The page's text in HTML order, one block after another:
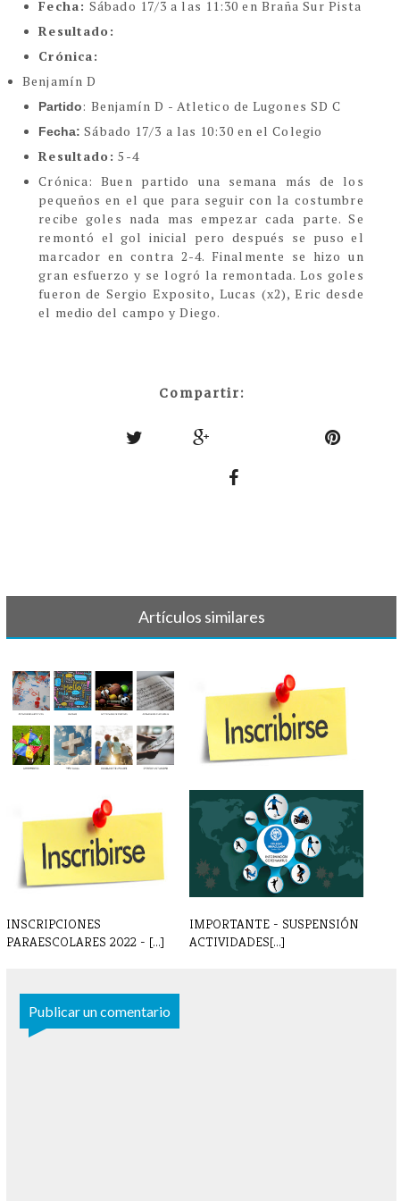
Fecha:Sábado 17/3 a las 11:30 en Braña Sur Pista
Resultado:
Crónica:
Benjamín D
Partido: Benjamín D - Atletico de Lugones SD C
Fecha:Sábado 17/3 a las 10:30 en el Colegio
Resultado: 5-4
Crónica: Buen partido una semana más de los
pequeños en el que para seguir con la costumbre
recibe goles nada mas empezar cada parte. Se
remontó el gol inicial pero después se puso el
marcador en contra 2-4. Finalmente se hizo un
gran esfuerzo y se logró la remontada. Los goles
fueron de Sergio Exposito, Lucas (x2), Eric desde
el medio del campo y Diego.
Compartir:
Artículos similares
NUEVA WEB PARAESCOLARES
- INSCRIPCI[...]
INSCRIPCIONES
PARAESCOLARES 24 - 25
INSCRIPCIONES
PARAESCOLARES 2022 - [...]
IMPORTANTE - SUSPENSIÓN
ACTIVIDADES[...]
Publicar un comentario